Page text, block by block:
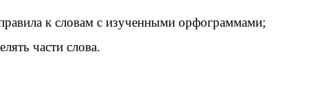
к словам с изученными орфограммами;
части слова.